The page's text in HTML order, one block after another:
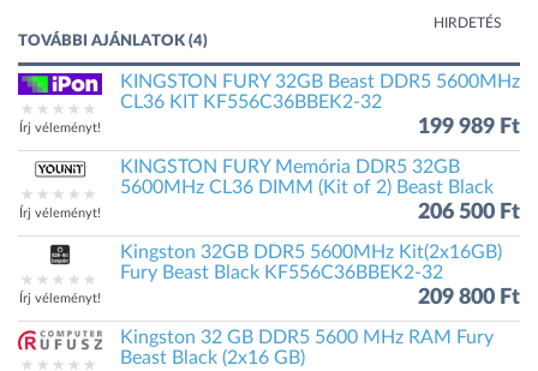
HIRDETÉS
TOVÁBBI AJÁNLATOK (4)
Írj véleményt!
KINGSTON FURY 32GB Beast DDR5 5600MHz
CL36 KIT KF556C36BBEK2-32
199 989 Ft
Írj véleményt!
KINGSTON FURY Memória DDR5 32GB
5600MHz CL36 DIMM (Kit of 2) Beast Black
206 500 Ft
Írj véleményt!
Kingston 32GB DDR5 5600MHz Kit(2x16GB)
Fury Beast Black KF556C36BBEK2-32
209 800 Ft
Kingston 32 GB DDR5 5600 MHz RAM Fury
Beast Black (2x16 GB)